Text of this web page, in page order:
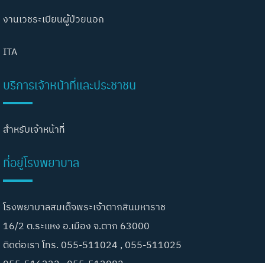
งานเวชระเบียนผู้ป่วยนอก
ITA
บริการเจ้าหน้าที่และประชาชน
สำหรับเจ้าหน้าที่
ที่อยู่โรงพยาบาล
โรงพยาบาลสมเด็จพระเจ้าตากสินมหาราช
16/2 ต.ระแหง อ.เมือง จ.ตาก 63000
ติดต่อเรา โทร. 055-511024 , 055-511025